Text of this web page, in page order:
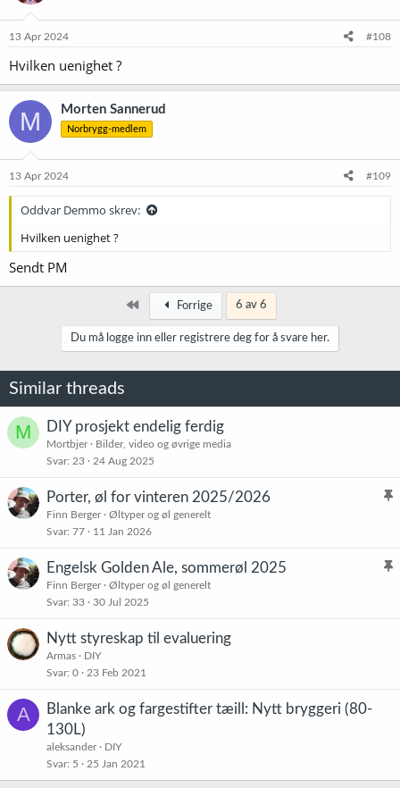
o
e
:
13 Apr 2024 #108
Hvilken uenighet ?
M Morten Sannerud
Norbrygg-medlem
13 Apr 2024 #109
Oddvar Demmo skrev:
Hvilken uenighet ?
Sendt PM
Først Forrige 6 av 6
Du må logge inn eller registrere deg for å svare her.
Similar threads
M DIY prosjekt endelig ferdig
Mortbjer
Bilder, video og øvrige media
Svar 23 24 Aug 2025
K
t
Porter, øl for vinteren 2025/2026
Finn Berger
Øltyper og øl generelt
Svar 77 11 Jan 2026
K
Engelsk Golden Ale, sommerøl 2025
Finn Berger
Øltyper og øl generelt
Svar 33 30 Jul 2025
Nytt styreskap til evaluering
Armas
DIY
Svar 0 23 Feb 2021
A
Blanke ark og fargestifter tæill: Nytt bryggeri (80-
130L)
aleksander
DIY
Svar 5 25 Jan 2021